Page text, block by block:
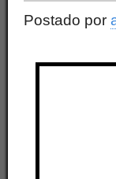
Postado por